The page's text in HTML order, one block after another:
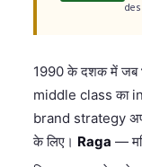
1990 के दशक में जब
middle class का
brand strategy
के लिए। Raga —